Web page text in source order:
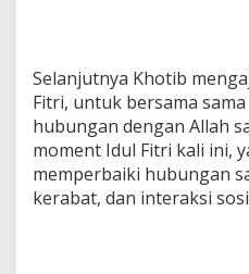
m
0
4
3
/
G
a
Selanjutnya Khotib
Fitri, untuk bersama
hubungan dengan Allah
moment Idul Fitri kali ini,
memperbaiki hubungan
kerabat, dan interaksi